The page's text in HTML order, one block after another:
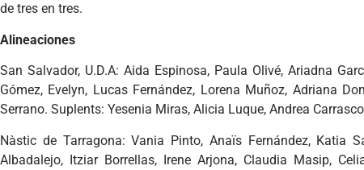
de tres en tres.
Alineaciones
San Salvador, U.D.A: Aida Espinosa, Paula Olivé, Ariadna
Gómez, Evelyn, Lucas Fernández, Lorena Muñoz, Adriana
Serrano. Suplents: Yesenia Miras, Alicia Luque, Andrea
Nàstic de Tarragona: Vania Pinto, Anaïs Fernández, Katia
Albadalejo, Itziar Borrellas, Irene Arjona, Claudia Masip,